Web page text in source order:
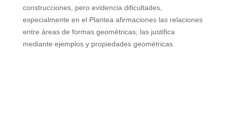
construcciones, pero evidencia dificultades,
especialmente en el Plantea afirmaciones las relaciones
entre áreas de formas geométricas; las justifica
mediante ejemplos y propiedades geométricas.